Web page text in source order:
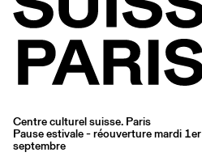
Centre culturel suisse. Paris
Pause estivale - réouverture mardi 1er
septembre